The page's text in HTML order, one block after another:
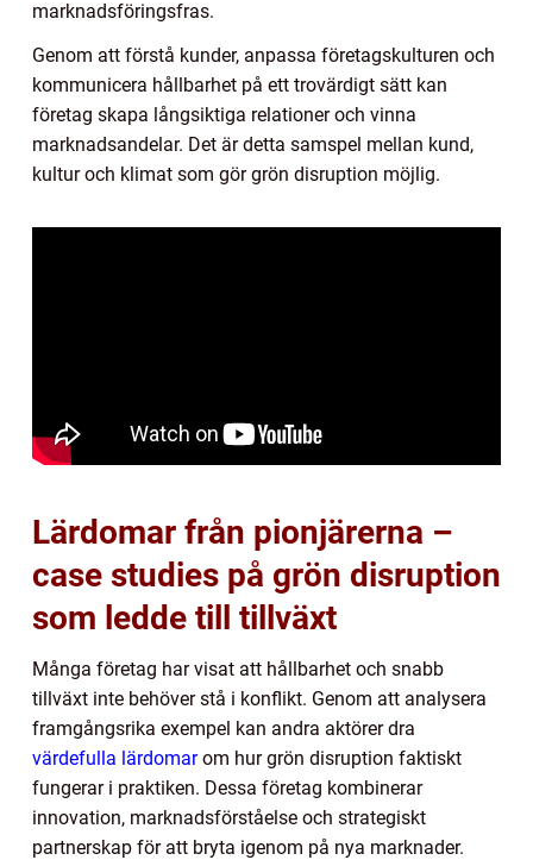
marknadsföringsfras.
Genom att förstå kunder, anpassa företagskulturen och
kommunicera hållbarhet på ett trovärdigt sätt kan
företag skapa långsiktiga relationer och vinna
marknadsandelar. Det är detta samspel mellan kund,
kultur och klimat som gör grön disruption möjlig.
Lärdomar från pionjärerna –
case studies på grön disruption
som ledde till tillväxt
Många företag har visat att hållbarhet och snabb
tillväxt inte behöver stå i konflikt. Genom att analysera
framgångsrika exempel kan andra aktörer dra
värdefulla lärdomarom hur grön disruption faktiskt
fungerar i praktiken. Dessa företag kombinerar
innovation, marknadsförståelse och strategiskt
partnerskap för att bryta igenom på nya marknader.